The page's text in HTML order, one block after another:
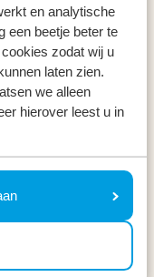
en analytische
een beetje beter te
zodat wij u
laten zien.
we alleen
hierover leest u in
Inspirationen für
Preise ⤵